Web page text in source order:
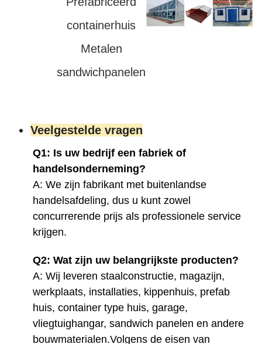
containerhuis
Metalen
sandwichpanelen
Veelgestelde vragen
Q1: Is uw bedrijf een fabriek of
handelsonderneming?
A: We zijn fabrikant met buitenlandse
handelsafdeling, dus u kunt zowel
concurrerende prijs als professionele service
krijgen.
Q2: Wat zijn uw belangrijkste producten?
A: Wij leveren staalconstructie, magazijn,
werkplaats, installaties, kippenhuis, prefab
huis, container type huis, garage,
vliegtuighangar, sandwich panelen en andere
bouwmaterialen.Volgens de eisen van